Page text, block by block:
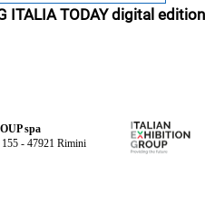
ITALIA TODAY digital edition
spa
155 - 47921 Rimini